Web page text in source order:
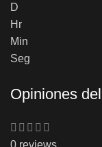
D
Hr
Min
Seg
Opiniones
0 reviews